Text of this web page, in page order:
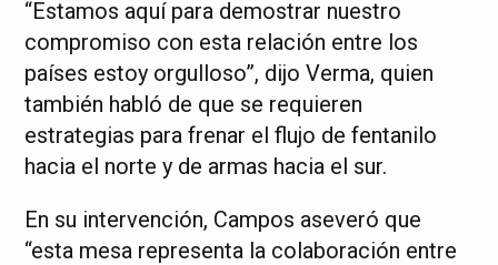
“Estamos aquí para demostrar nuestro
compromiso con esta relación entre los
países estoy orgulloso”, dijo Verma, quien
también habló de que se requieren
estrategias para frenar el flujo de fentanilo
hacia el norte y de armas hacia el sur.
En su intervención, Campos aseveró que
“esta mesa representa la colaboración entre